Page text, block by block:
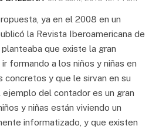
ya en el 2008 en un
la Revista Iberoamericana de
que existe la gran
formando a los niños y niñas en
concretos y que le sirvan en su
del contador es un gran
y niñas están viviendo un
informatizado, y que existen